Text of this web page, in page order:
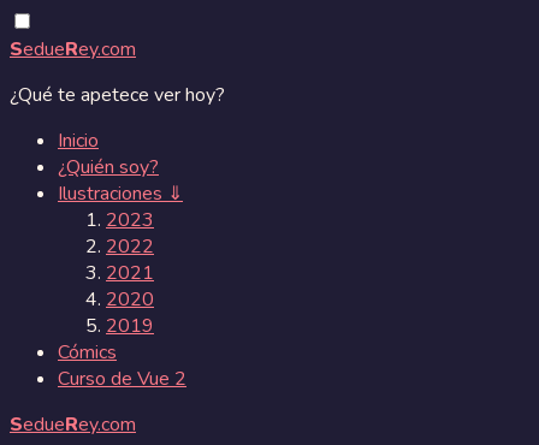
SedueRey.com
¿Qué te apetece ver hoy?
Inicio
¿Quién soy?
Ilustraciones ⇓
2023
2022
2021
2020
2019
Cómics
Curso de Vue 2
SedueRey.com